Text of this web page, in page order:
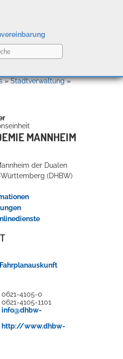
den perfekten Standort für Events
»Stadtverwaltung»
MANNHEIM
der Dualen
(DHBW)
0621-4105-0
0621-4105-1101
info@dhbw-
http://www.dhbw-